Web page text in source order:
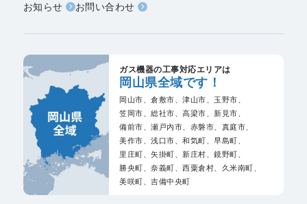
お知らせ お問い合わせ
ガス機器の工事対応エリアは
岡山県全域です！
岡山市、倉敷市、津山市、 玉野市、
笠岡市、総社市、高梁市、 新見市、
備前市、瀬戸内市、 赤磐市、 真庭市、
美作市、浅口市、和気町、早島町、
里庄町、矢掛町、 新庄村、鏡野町、
勝央町、奈義町、西粟倉村、 久米南町、
美咲町、吉備中央町